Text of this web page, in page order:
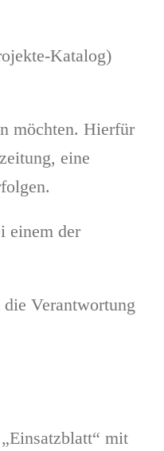
Katalog)
möchten. Hierfür
eine
einem der
Verantwortung
mit